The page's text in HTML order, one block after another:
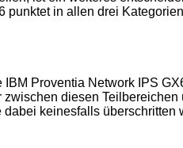
in allen drei
Proventia Network IPS
diesen
keinesfalls überschritten